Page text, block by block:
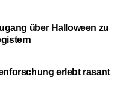
über Halloween zu
erlebt rasant